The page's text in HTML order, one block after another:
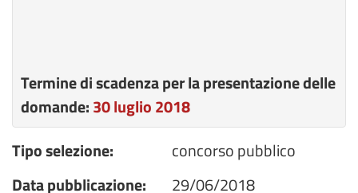
Termine di scadenza per la presentazione delle
domande:30 luglio 2018
Tipo selezione:
concorso pubblico
Data pubblicazione:
29/06/2018